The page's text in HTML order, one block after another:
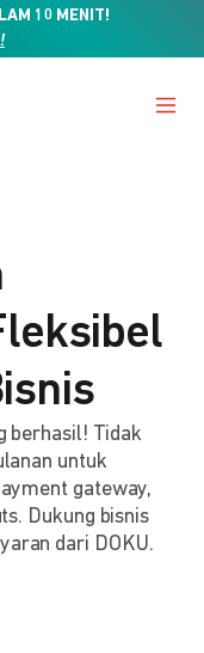
10 MENIT!
berhasil! Tidak
untuk
gateway,
Dukung bisnis
dari DOKU.